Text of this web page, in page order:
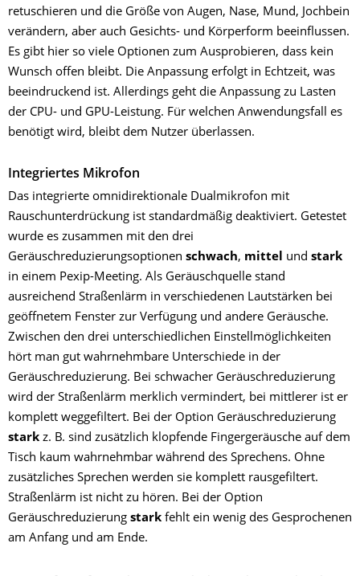
retuschieren und die Größe von Augen, Nase, Mund, Jochbein
verändern, aber auch Gesichts- und Körperform beeinflussen.
Es gibt hier so viele Optionen zum Ausprobieren, dass kein
Wunsch offen bleibt. Die Anpassung erfolgt in Echtzeit, was
beeindruckend ist. Allerdings geht die Anpassung zu Lasten
der CPU- und GPU-Leistung. Für welchen Anwendungsfall es
benötigt wird, bleibt dem Nutzer überlassen.
Integriertes Mikrofon
Das integrierte omnidirektionale Dualmikrofon mit
Rauschunterdrückung ist standardmäßig deaktiviert. Getestet
wurde es zusammen mit den drei
Geräuschreduzierungsoptionen schwach, mittel und stark
in einem Pexip-Meeting. Als Geräuschquelle stand
ausreichend Straßenlärm in verschiedenen Lautstärken bei
geöffnetem Fenster zur Verfügung und andere Geräusche.
Zwischen den drei unterschiedlichen Einstellmöglichkeiten
hört man gut wahrnehmbare Unterschiede in der
Geräuschreduzierung. Bei schwacher Geräuschreduzierung
wird der Straßenlärm merklich vermindert, bei mittlerer ist er
komplett weggefiltert. Bei der Option Geräuschreduzierung
stark z. B. sind zusätzlich klopfende Fingergeräusche auf dem
Tisch kaum wahrnehmbar während des Sprechens. Ohne
zusätzliches Sprechen werden sie komplett rausgefiltert.
Straßenlärm ist nicht zu hören. Bei der Option
Geräuschreduzierung stark fehlt ein wenig des Gesprochenen
am Anfang und am Ende.